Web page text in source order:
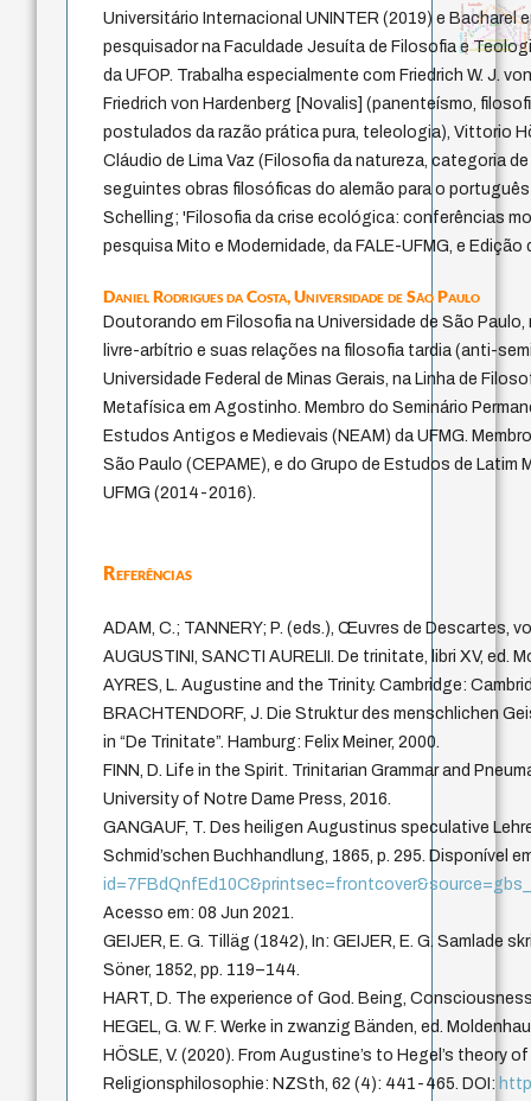
Universitário Internacional UNINTER (2019) e
pesquisador na Faculdade Jesuíta de Filosofia e
da UFOP. Trabalha especialmente com Friedrich W. J.
Friedrich von Hardenberg [Novalis] (panenteísmo,
postulados da razão prática pura, teleologia), Vittorio
Cláudio de Lima Vaz (Filosofia da natureza, categoria
seguintes obras filosóficas do alemão para o
Schelling; 'Filosofia da crise ecológica: conferências
pesquisa Mito e Modernidade, da FALE-UFMG, e
Daniel Rodrigues da Costa,Universidade de São Paulo
Doutorando em Filosofia na Universidade de São
livre-arbítrio e suas relações na filosofia tardia (anti-
Universidade Federal de Minas Gerais, na Linha de
Metafísica em Agostinho. Membro do Seminário
Estudos Antigos e Medievais (NEAM) da UFMG.
São Paulo (CEPAME), e do Grupo de Estudos de
UFMG (2014-2016).
Referências
ADAM, C.; TANNERY; P. (eds.), Œuvres de Descartes,
AUGUSTINI, SANCTI AURELII. De trinitate, libri XV, ed.
AYRES, L. Augustine and the Trinity. Cambridge:
BRACHTENDORF, J. Die Struktur des menschlichen
in “De Trinitate”. Hamburg: Felix Meiner, 2000.
FINN, D. Life in the Spirit. Trinitarian Grammar and
University of Notre Dame Press, 2016.
GANGAUF, T. Des heiligen Augustinus speculative
Schmid’schen Buchhandlung, 1865, p. 295. Disponível
Acesso em: 08 Jun 2021.
GEIJER, E. G. Tilläg (1842), In: GEIJER, E. G. Samlade
Söner, 1852, pp. 119–144.
HART, D. The experience of God. Being,
HEGEL, G. W. F. Werke in zwanzig Bänden, ed.
HÖSLE, V. (2020). From Augustine’s to Hegel’s
Religionsphilosophie: NZSth, 62 (4): 441-465. DOI:
fundamentalismo
jacobi
protágorasexperiência temporal
metafísica do tempo
género
idade intolerância
homem-medida
j.c.m. neto
palavra
literatura (poética)
perdón
leyes
violencia
guayaquil
logos
direito romano pedagogia
lei
multidimensionalidade
acquaintance
desejo
papel da lei
bataille
mind
philosophy